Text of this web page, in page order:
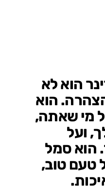
הוא לא
הוא
מי שאתה,
ועל
הוא סמל
טעם טוב,